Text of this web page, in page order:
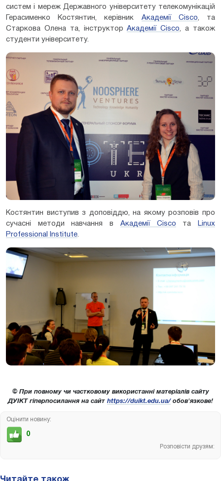
систем і мереж Державного університету телекомунікацій
Герасименко Костянтин, керівник Академії Cisco, та
Старкова Олена та, інструкторАкадемії Cisco, а також
студенти університету.
Костянтин виступив з доповіддю, на якому розповів про
сучасні методи навчання в Академії Cisco та
Linux
Professional Institute.
© При повному чи частковому використанні матеріалів сайту
ДУІКТ гіперпосилання на сайт https://duikt.edu.ua/обов'язкове!
Оцінити новину:
0
Розповісти друзям: